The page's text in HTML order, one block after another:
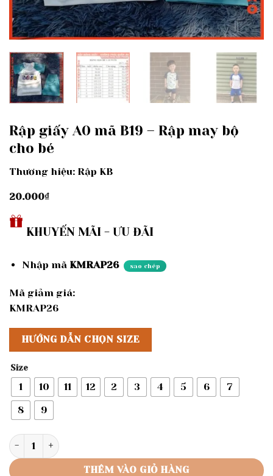
Rập giấy A0 mã B19 – Rập may bộ
cho bé
Thương hiệu: Rập KB
20.000₫
KHUYẾN MÃI - ƯU ĐÃI
Nhập mã KMRAP26 sao chép
Mã giảm giá:
KMRAP26
HƯỚNG DẪN CHỌN SIZE
Size
1 10 11 12 2 3 4 5 6
7
8
9
Rập giấy A0 mã B19 - Rập may bộ cho bé số lượng
THÊM VÀO GIỎ HÀNG